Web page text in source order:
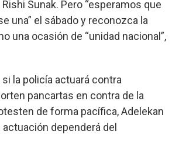
Sunak. Pero “esperamos que
una” el sábado y reconozca la
una ocasión de “unidad nacional”,
la policía actuará contra
pancartas en contra de la
de forma pacífica, Adelekan
dependerá del